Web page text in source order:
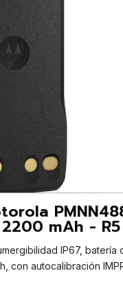
2200 mAh - R5
IP67, batería
con autocalibración